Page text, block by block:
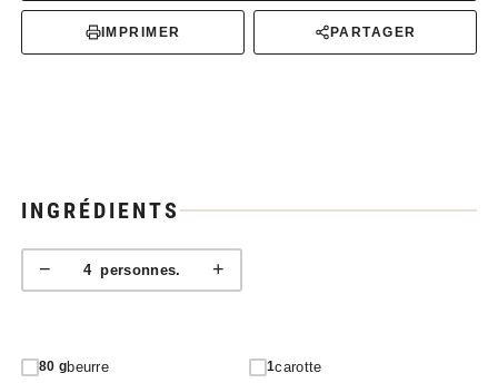
IMPRIMER PARTAGER
INGRÉDIENTS
− 4personnes. +
80 gbeurre 1carotte